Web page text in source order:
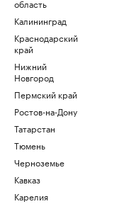
область
Калининград
Краснодарский
край
Нижний
Новгород
Пермский край
Ростов-на-Дону
Татарстан
Тюмень
Черноземье
Кавказ
Карелия